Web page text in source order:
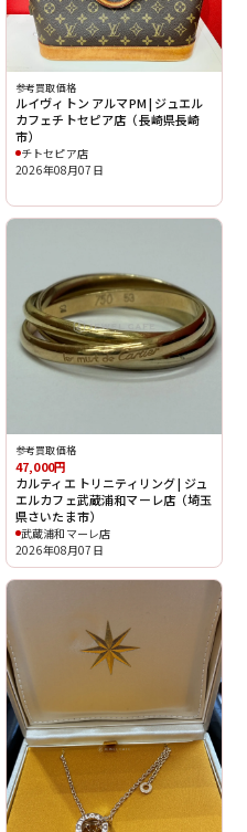
参考買取価格
ルイヴィトン アルマPM | ジュエル
カフェチトセピア店（長崎県長崎
市）
チトセピア店
2026年08月07日
参考買取価格
47,000円
カルティエ トリニティリング | ジュ
エルカフェ武蔵浦和マーレ店（埼玉
県さいたま市）
武蔵浦和マーレ店
2026年08月07日